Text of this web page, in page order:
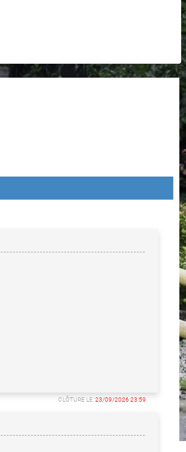
CLÔTURE LE:23/09/2026 23:59